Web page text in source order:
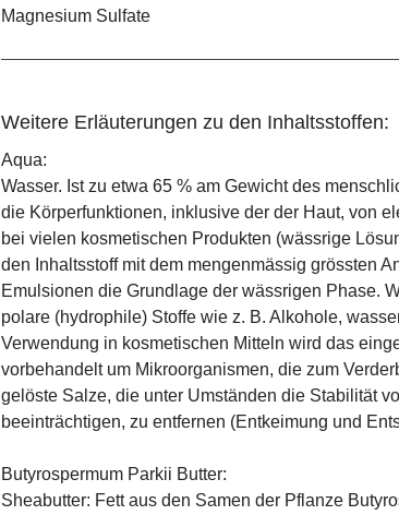
Magnesium Sulfate
Weitere Erläuterungen zu den Inhaltsstoffen:
Aqua:
Wasser. Ist zu etwa 65 % am Gewicht des
die Körperfunktionen, inklusive der der Haut, von
bei vielen kosmetischen Produkten (wässrige
den Inhaltsstoff mit dem mengenmässig grössten
Emulsionen die Grundlage der wässrigen Phase.
polare (hydrophile) Stoffe wie z. B. Alkohole,
Verwendung in kosmetischen Mitteln wird das
vorbehandelt um Mikroorganismen, die zum
gelöste Salze, die unter Umständen die Stabilität
beeinträchtigen, zu entfernen (Entkeimung und
Butyrospermum Parkii Butter:
Sheabutter: Fett aus den Samen der Pflanze